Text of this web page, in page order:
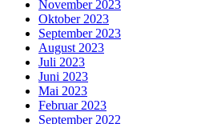
November 2023
Oktober 2023
September 2023
August 2023
Juli 2023
Juni 2023
Mai 2023
Februar 2023
September 2022